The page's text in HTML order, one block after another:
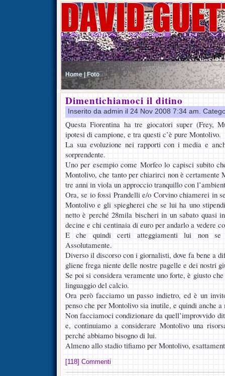
Home | Foto
Dimentichiamoci il ditino
Inserito da admin il 24 Nov 2008 7:34 am.
Questa Fiorentina ha tre giocatori super (Frey,
ipotesi di campione, e tra questi c’è pure Montolivo.
La sua evoluzione nei rapporti con i media e
sorprendente.
Uno per esempio come Morfeo lo capisci subito
Montolivo, che tanto per chiarirci non è certamente
tre anni in viola un approccio tranquillo con
Ora, se io fossi Prandelli e/o Corvino chiamerei in
Montolivo e gli spiegherei che se lui ha uno
netto è perché 28mila bischeri in un sabato quasi
decine e chi centinaia di euro per andarlo a vedere
E che quindi certi atteggiamenti lui non se
Assolutamente.
Diverso il discorso con i giornalisti, dove fa bene a
gliene frega niente delle nostre pagelle e dei nostri
Se poi si considera veramente uno forte, è giusto
linguaggio del calcio.
Ora però facciamo un passo indietro, ed è un
penso che per Montolivo sia inutile, e quindi anche a
Non facciamoci condizionare da quell’improvvido
e, continuiamo a considerare Montolivo una
perché abbiamo bisogno di lui.
Almeno allo stadio tifiamo per Montolivo,
[118] Commenti